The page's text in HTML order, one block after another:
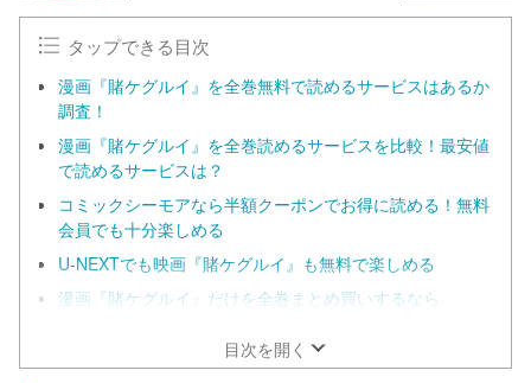
タップできる目次
漫画『賭ケグルイ』を全巻無料で読めるサービスはあるか
調査！
漫画『賭ケグルイ』を全巻読めるサービスを比較！最安値
で読めるサービスは？
コミックシーモアなら半額クーポンでお得に読める！無料
会員でも十分楽しめる
U-NEXTでも映画『賭ケグルイ』も無料で楽しめる
漫画『賭ケグルイ』だけを全巻まとめ買いするなら
目次を開く